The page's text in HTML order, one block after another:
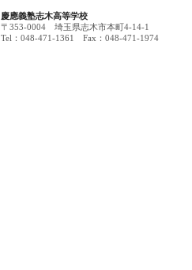
慶應義塾志木高等学校
〒353-0004 埼玉県志木市本町4-14-1
Tel：048-471-1361 Fax：048-471-1974